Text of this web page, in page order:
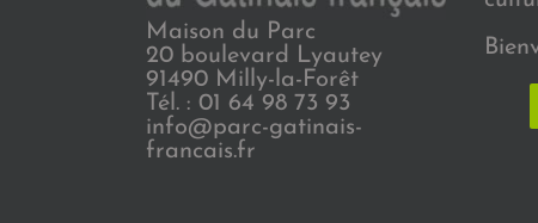
Maison du Parc
20 boulevard Lyautey
91490 Milly-la-Forêt
Tél. : 01 64 98 73 93
info@parc-gatinais-
francais.fr